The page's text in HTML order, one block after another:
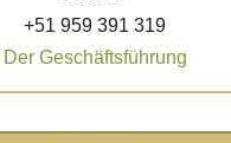
+51 959 391 319
Der Geschäftsführung